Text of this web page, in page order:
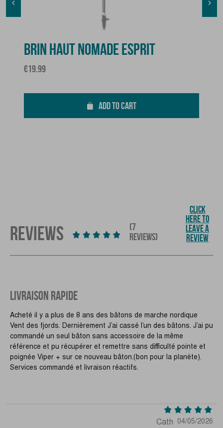

BRIN HAUT NOMADE ESPRIT
Price
€19.99
ADD TO CART

REVIEWS
(7
REVIEWS)
CLICK
HERE TO
LEAVE A
REVIEW
LIVRAISON RAPIDE
Acheté il y a plus de 8 ans des bâtons de marche nordique
Vent des fjords. Dernièrement J’ai cassé l’un des bâtons. J’ai pu
commandé un seul bâton sans accessoire de la même
référence et pu récupérer et remettre sans difficulté pointe et
poignée Viper + sur ce nouveau bâton.(bon pour la planète).
Services commandé et livraison réactifs.
Cath 04/05/2026